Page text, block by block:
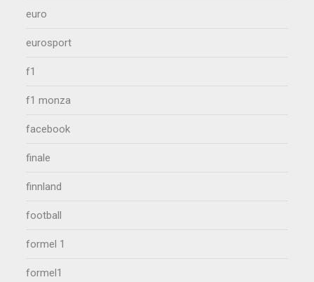
euro
eurosport
f1
f1 monza
facebook
finale
finnland
football
formel 1
formel1